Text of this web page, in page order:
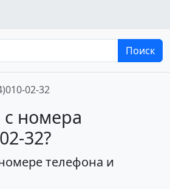
Поиск
02-32
с номера
32?
телефона и